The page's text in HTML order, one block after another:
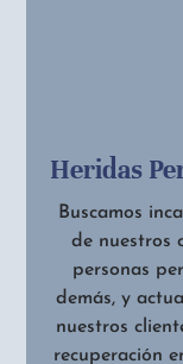
Heridas
Buscamos
de nuestros
personas
demás, y
nuestros
recuperación